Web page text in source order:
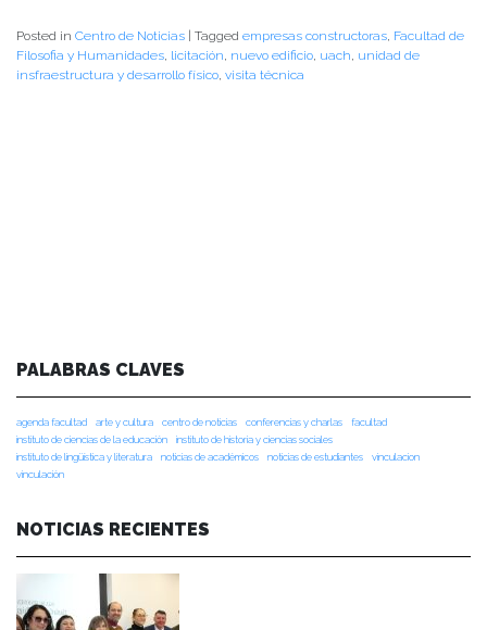
Posted in Centro de Noticias Tagged empresas constructoras, Facultad de
Filosofia y Humanidades, licitación, nuevo edificio, uach, unidad de
insfraestructura y desarrollo físico, visita técnica
PALABRAS CLAVES
agenda facultad arte y cultura centro de noticias conferencias y charlas
facultad
instituto de ciencias de la educación
instituto de historia y ciencias sociales
instituto de lingüística y literatura
noticias de académicos noticias de estudiantes
vinculacion
vinculación
NOTICIAS RECIENTES